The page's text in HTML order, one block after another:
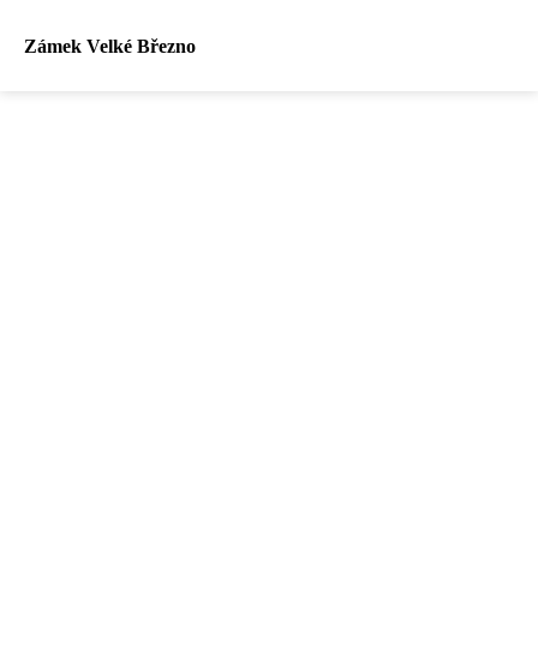
Zámek Velké Březno